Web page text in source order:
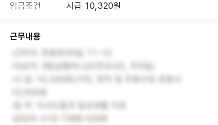
임금조건
시급 10,320원
근무내용